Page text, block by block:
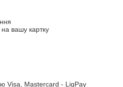
вашу картку
Visa, Mastercard - LiqPay